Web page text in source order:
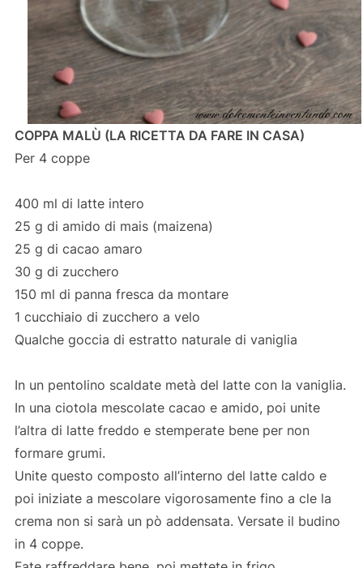
COPPA MALÙ (LA RICETTA DA FARE IN CASA)
Per 4 coppe
400 ml di latte intero
25 g di amido di mais (maizena)
25 g di cacao amaro
30 g di zucchero
150 ml di panna fresca da montare
1 cucchiaio di zucchero a velo
Qualche goccia di estratto naturale di vaniglia
In un pentolino scaldate metà del latte con la vaniglia.
In una ciotola mescolate cacao e amido, poi unite
l’altra di latte freddo e stemperate bene per non
formare grumi.
Unite questo composto all’interno del latte caldo e
poi iniziate a mescolare vigorosamente fino a cle la
crema non si sarà un pò addensata. Versate il budino
in 4 coppe.